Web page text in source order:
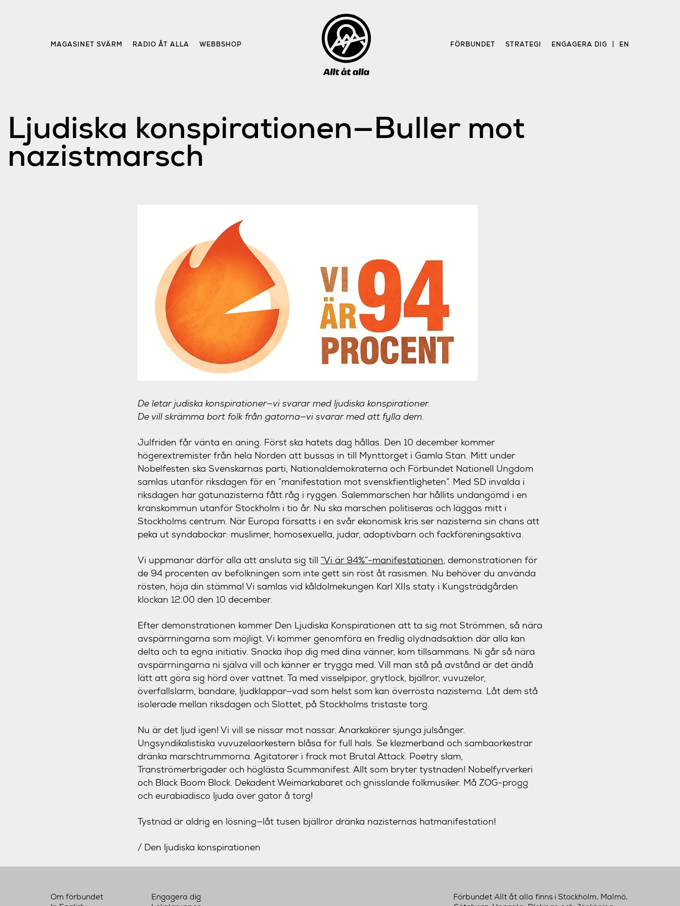
MAGASINET SVÄRM RADIO ÅT ALLA WEBBSHOP FÖRBUNDET STRATEGI ENGAGERA DIG EN
Ljudiska konspirationen—Buller mot
nazistmarsch
De letar judiska konspirationer—vi svarar med ljudiska konspirationer.
De vill skrämma bort folk från gatorna—vi svarar med att fylla dem.
Julfriden får vänta en aning. Först ska hatets dag hållas. Den 10 december kommer
högerextremister från hela Norden att bussas in till Mynttorget i Gamla Stan. Mitt under
Nobelfesten ska Svenskarnas parti, Nationaldemokraterna och Förbundet Nationell Ungdom
samlas utanför riksdagen för en ”manifestation mot svenskfientligheten”. Med SD invalda i
riksdagen har gatunazisterna fått råg i ryggen. Salemmarschen har hållits undangömd i en
kranskommun utanför Stockholm i tio år. Nu ska marschen politiseras och läggas mitt i
Stockholms centrum. När Europa försatts i en svår ekonomisk kris ser nazisterna sin chans att
peka ut syndabockar: muslimer, homosexuella, judar, adoptivbarn och fackföreningsaktiva.
Vi uppmanar därför alla att ansluta sig till ”Vi är 94%”-manifestationen, demonstrationen för
de 94 procenten av befolkningen som inte gett sin röst åt rasismen. Nu behöver du använda
rösten, höja din stämma! Vi samlas vid kåldolmekungen Karl XIIs staty i Kungsträdgården
klockan 12.00 den 10 december.
Efter demonstrationen kommer Den Ljudiska Konspirationen att ta sig mot Strömmen, så nära
avspärrningarna som möjligt. Vi kommer genomföra en fredlig olydnadsaktion där alla kan
delta och ta egna initiativ. Snacka ihop dig med dina vänner, kom tillsammans. Ni går så nära
avspärrningarna ni själva vill och känner er trygga med. Vill man stå på avstånd är det ändå
lätt att göra sig hörd över vattnet. Ta med visselpipor, grytlock, bjällror, vuvuzelor,
överfallslarm, bandare, ljudklappar—vad som helst som kan överrösta nazisterna. Låt dem stå
isolerade mellan riksdagen och Slottet, på Stockholms tristaste torg.
Nu är det ljud igen! Vi vill se nissar mot nassar. Anarkakörer sjunga julsånger.
Ungsyndikalistiska vuvuzelaorkestern blåsa för full hals. Se klezmerband och sambaorkestrar
dränka marschtrummorna. Agitatorer i frack mot Brutal Attack. Poetry slam,
Tranströmerbrigader och höglästa Scummanifest. Allt som bryter tystnaden! Nobelfyrverkeri
och Black Boom Block. Dekadent Weimarkabaret och gnisslande folkmusiker. Må ZOG-progg
och eurabiadisco ljuda över gator å torg!
Tystnad är aldrig en lösning—låt tusen bjällror dränka nazisternas hatmanifestation!
/ Den ljudiska konspirationen
Om förbundet
Engagera dig
Förbundet Allt åt alla finns i Stockholm, Malmö,